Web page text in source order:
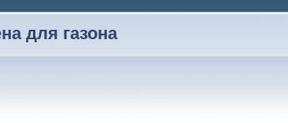
для газона